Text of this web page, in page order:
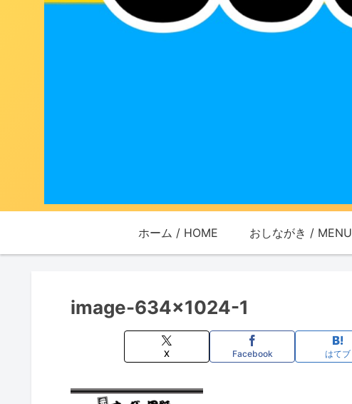
ホーム / HOME おしながき / MENU
image-634×1024-1
X Facebook はてブ